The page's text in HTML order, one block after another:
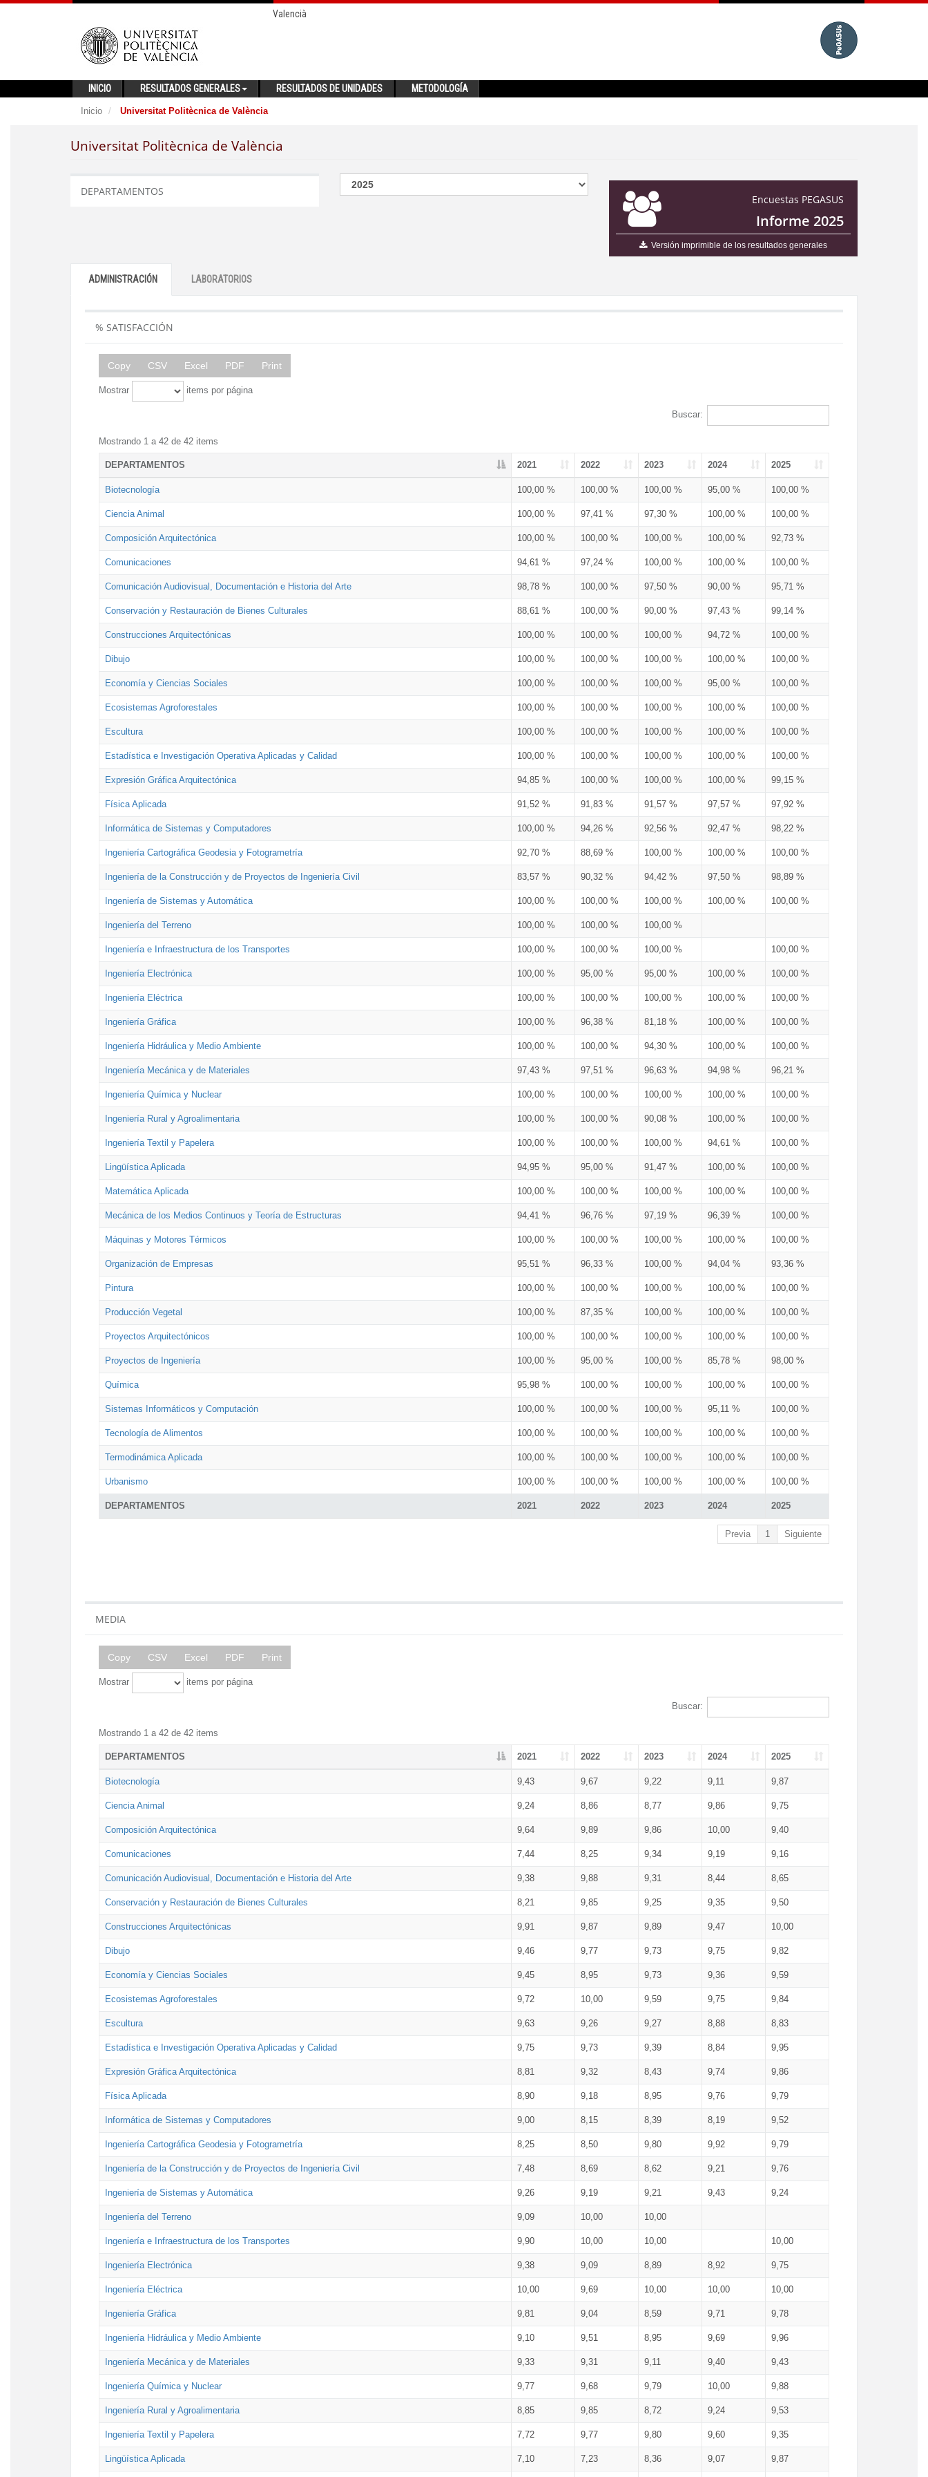
Valencià
INICIO RESULTADOS GENERALES RESULTADOS DE UNIDADES METODOLOGÍA
Inicio Universitat Politècnica de València
Universitat Politècnica de València
Encuestas PEGASUS
Informe 2025
Versión imprimible de los resultados generales
DEPARTAMENTOS
ADMINISTRACIÓN LABORATORIOS
% SATISFACCIÓN
Copy CSV Excel PDF Print
Mostrar items por página
Buscar:
Mostrando 1 a 42 de 42 items
DEPARTAMENTOS 2021 2022 2023 2024 2025
DEPARTAMENTOS 2021 2022 2023 2024 2025
Biotecnología 100,00 % 100,00 % 100,00 % 95,00 % 100,00 %
Ciencia Animal 100,00 % 97,41 % 97,30 % 100,00 % 100,00 %
Composición Arquitectónica 100,00 % 100,00 % 100,00 % 100,00 % 92,73 %
Comunicaciones 94,61 % 97,24 % 100,00 % 100,00 % 100,00 %
Comunicación Audiovisual, Documentación e Historia del Arte 98,78 % 100,00 % 97,50 % 90,00 % 95,71 %
Conservación y Restauración de Bienes Culturales 88,61 % 100,00 % 90,00 % 97,43 % 99,14 %
Construcciones Arquitectónicas 100,00 % 100,00 % 100,00 % 94,72 % 100,00 %
Dibujo 100,00 % 100,00 % 100,00 % 100,00 % 100,00 %
Economía y Ciencias Sociales 100,00 % 100,00 % 100,00 % 95,00 % 100,00 %
Ecosistemas Agroforestales 100,00 % 100,00 % 100,00 % 100,00 % 100,00 %
Escultura 100,00 % 100,00 % 100,00 % 100,00 % 100,00 %
Estadística e Investigación Operativa Aplicadas y Calidad 100,00 % 100,00 % 100,00 % 100,00 % 100,00 %
Expresión Gráfica Arquitectónica 94,85 % 100,00 % 100,00 % 100,00 % 99,15 %
Física Aplicada 91,52 % 91,83 % 91,57 % 97,57 % 97,92 %
Informática de Sistemas y Computadores 100,00 % 94,26 % 92,56 % 92,47 % 98,22 %
Ingeniería Cartográfica Geodesia y Fotogrametría 92,70 % 88,69 % 100,00 % 100,00 % 100,00 %
Ingeniería de la Construcción y de Proyectos de Ingeniería Civil 83,57 % 90,32 % 94,42 % 97,50 % 98,89 %
Ingeniería de Sistemas y Automática 100,00 % 100,00 % 100,00 % 100,00 % 100,00 %
Ingeniería del Terreno 100,00 % 100,00 % 100,00 %
Ingeniería e Infraestructura de los Transportes 100,00 % 100,00 % 100,00 % 100,00 %
Ingeniería Electrónica 100,00 % 95,00 % 95,00 % 100,00 % 100,00 %
Ingeniería Eléctrica 100,00 % 100,00 % 100,00 % 100,00 % 100,00 %
Ingeniería Gráfica 100,00 % 96,38 % 81,18 % 100,00 % 100,00 %
Ingeniería Hidráulica y Medio Ambiente 100,00 % 100,00 % 94,30 % 100,00 % 100,00 %
Ingeniería Mecánica y de Materiales 97,43 % 97,51 % 96,63 % 94,98 % 96,21 %
Ingeniería Química y Nuclear 100,00 % 100,00 % 100,00 % 100,00 % 100,00 %
Ingeniería Rural y Agroalimentaria 100,00 % 100,00 % 90,08 % 100,00 % 100,00 %
Ingeniería Textil y Papelera 100,00 % 100,00 % 100,00 % 94,61 % 100,00 %
Lingüística Aplicada 94,95 % 95,00 % 91,47 % 100,00 % 100,00 %
Matemática Aplicada 100,00 % 100,00 % 100,00 % 100,00 % 100,00 %
Mecánica de los Medios Continuos y Teoría de Estructuras 94,41 % 96,76 % 97,19 % 96,39 % 100,00 %
Máquinas y Motores Térmicos 100,00 % 100,00 % 100,00 % 100,00 % 100,00 %
Organización de Empresas 95,51 % 96,33 % 100,00 % 94,04 % 93,36 %
Pintura 100,00 % 100,00 % 100,00 % 100,00 % 100,00 %
Producción Vegetal 100,00 % 87,35 % 100,00 % 100,00 % 100,00 %
Proyectos Arquitectónicos 100,00 % 100,00 % 100,00 % 100,00 % 100,00 %
Proyectos de Ingeniería 100,00 % 95,00 % 100,00 % 85,78 % 98,00 %
Química 95,98 % 100,00 % 100,00 % 100,00 % 100,00 %
Sistemas Informáticos y Computación 100,00 % 100,00 % 100,00 % 95,11 % 100,00 %
Tecnología de Alimentos 100,00 % 100,00 % 100,00 % 100,00 % 100,00 %
Termodinámica Aplicada 100,00 % 100,00 % 100,00 % 100,00 % 100,00 %
Urbanismo 100,00 % 100,00 % 100,00 % 100,00 % 100,00 %
Previa 1 Siguiente
MEDIA
Copy CSV Excel PDF Print
Mostrar items por página
Buscar:
Mostrando 1 a 42 de 42 items
DEPARTAMENTOS 2021 2022 2023 2024 2025
Biotecnología 9,43 9,67 9,22 9,11 9,87
Ciencia Animal 9,24 8,86 8,77 9,86 9,75
Composición Arquitectónica 9,64 9,89 9,86 10,00 9,40
Comunicaciones 7,44 8,25 9,34 9,19 9,16
Comunicación Audiovisual, Documentación e Historia del Arte 9,38 9,88 9,31 8,44 8,65
Conservación y Restauración de Bienes Culturales 8,21 9,85 9,25 9,35 9,50
Construcciones Arquitectónicas 9,91 9,87 9,89 9,47 10,00
Dibujo 9,46 9,77 9,73 9,75 9,82
Economía y Ciencias Sociales 9,45 8,95 9,73 9,36 9,59
Ecosistemas Agroforestales 9,72 10,00 9,59 9,75 9,84
Escultura 9,63 9,26 9,27 8,88 8,83
Estadística e Investigación Operativa Aplicadas y Calidad 9,75 9,73 9,39 8,84 9,95
Expresión Gráfica Arquitectónica 8,81 9,32 8,43 9,74 9,86
Física Aplicada 8,90 9,18 8,95 9,76 9,79
Informática de Sistemas y Computadores 9,00 8,15 8,39 8,19 9,52
Ingeniería Cartográfica Geodesia y Fotogrametría 8,25 8,50 9,80 9,92 9,79
Ingeniería de la Construcción y de Proyectos de Ingeniería Civil 7,48 8,69 8,62 9,21 9,76
Ingeniería de Sistemas y Automática 9,26 9,19 9,21 9,43 9,24
Ingeniería del Terreno 9,09 10,00 10,00
Ingeniería e Infraestructura de los Transportes 9,90 10,00 10,00 10,00
Ingeniería Electrónica 9,38 9,09 8,89 8,92 9,75
Ingeniería Eléctrica 10,00 9,69 10,00 10,00 10,00
Ingeniería Gráfica 9,81 9,04 8,59 9,71 9,78
Ingeniería Hidráulica y Medio Ambiente 9,10 9,51 8,95 9,69 9,96
Ingeniería Mecánica y de Materiales 9,33 9,31 9,11 9,40 9,43
Ingeniería Química y Nuclear 9,77 9,68 9,79 10,00 9,88
Ingeniería Rural y Agroalimentaria 8,85 9,85 8,72 9,24 9,53
Ingeniería Textil y Papelera 7,72 9,77 9,80 9,60 9,35
Lingüística Aplicada 7,10 7,23 8,36 9,07 9,87